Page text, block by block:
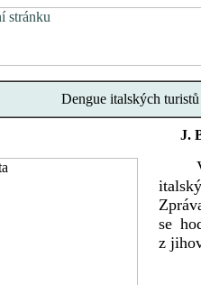
Dengue italských
J.
V
se
z